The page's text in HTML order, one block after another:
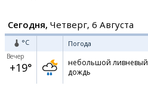
Сегодня, Четверг, 6 Августа
°C Погода
Вечер
+19°
небольшой ливневый
дождь